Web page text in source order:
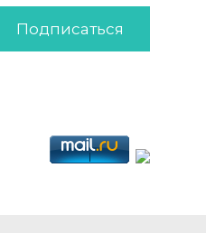
Подписаться